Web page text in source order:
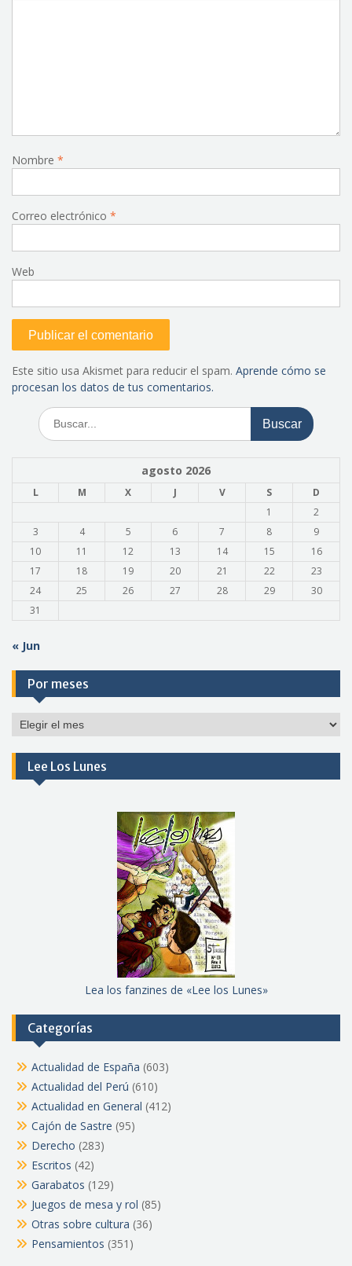
Nombre *
Correo electrónico *
Web
Este sitio usa Akismet para reducir el spam. Aprende cómo se
procesan los datos de tus comentarios.
Buscar:
agosto 2026
L M X J V S
D
1
2
3
4 5 6 7 8
9
10
11 12 13 14 15
16
17
18 19 20 21 22
23
24
25 26 27 28 29
30
31
« Jun
Por meses
Por
Lee Los Lunes
Lea los fanzines de «Lee los Lunes»
Categorías
Actualidad de España (603)
Actualidad del Perú (610)
Actualidad en General (412)
Cajón de Sastre (95)
Derecho (283)
Escritos (42)
Garabatos (129)
Juegos de mesa y rol (85)
Otras sobre cultura (36)
Pensamientos (351)